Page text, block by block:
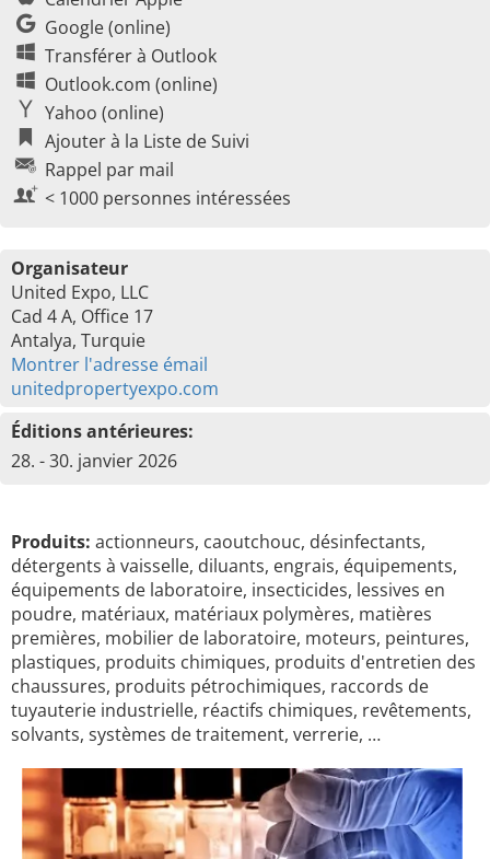
Google (online)
Transférer à Outlook
Outlook.com (online)
Yahoo (online)
Ajouter à la Liste de Suivi
Rappel par mail
< 1000 personnes intéressées
Organisateur
United Expo, LLC
Cad 4 A, Office 17
Antalya, Turquie
Montrer l'adresse émail
unitedpropertyexpo.com
Éditions antérieures:
28. - 30. janvier 2026
Produits: actionneurs, caoutchouc, désinfectants,
détergents à vaisselle, diluants, engrais, équipements,
équipements de laboratoire, insecticides, lessives en
poudre, matériaux, matériaux polymères, matières
premières, mobilier de laboratoire, moteurs, peintures,
plastiques, produits chimiques, produits d'entretien des
chaussures, produits pétrochimiques, raccords de
tuyauterie industrielle, réactifs chimiques, revêtements,
solvants, systèmes de traitement, verrerie, …